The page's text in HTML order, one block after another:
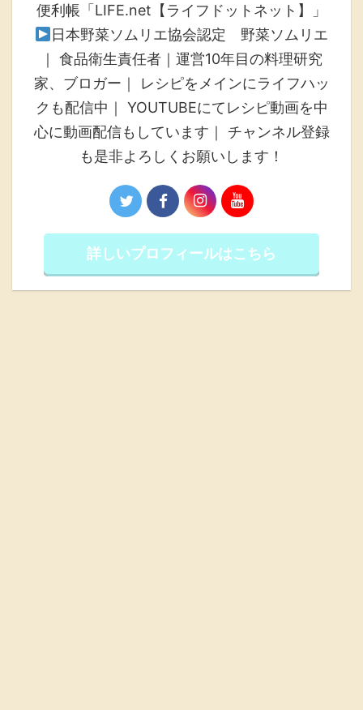
便利帳「LIFE.net【ライフドットネット】」
日本野菜ソムリエ協会認定 野菜ソムリエ
｜ 食品衛生責任者｜運営10年目の料理研究
家、ブロガー｜ レシピをメインにライフハッ
クも配信中｜ YOUTUBEにてレシピ動画を中
心に動画配信もしています｜ チャンネル登録
も是非よろしくお願いします！
詳しいプロフィールはこちら